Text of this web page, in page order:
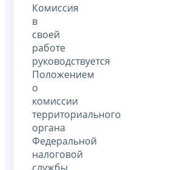
Комиссия
в
своей
работе
руководствуется
Положением
о
комиссии
территориального
органа
Федеральной
налоговой